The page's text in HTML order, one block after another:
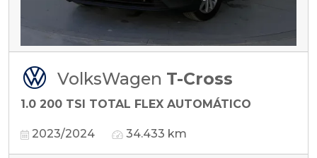
VolksWagen T-Cross
1.0 200 TSI TOTAL FLEX AUTOMÁTICO
2023/2024 34.433 km